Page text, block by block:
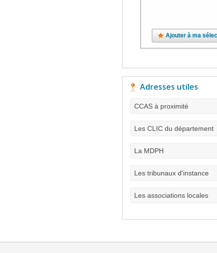
Ajouter à ma
Adresses utiles
CCAS à proximité
Les CLIC du département
La MDPH
Les tribunaux d'instance
Les associations locales